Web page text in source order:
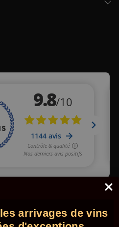
Tous droits réservés.•
arrivages de vins